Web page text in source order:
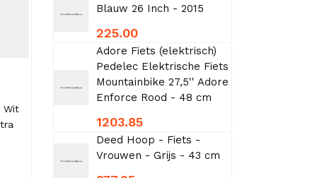
Wit
Blauw 26 Inch - 2015
225.00
Adore Fiets (elektrisch)
Pedelec Elektrische Fiets
Mountainbike 27,5'' Adore
Enforce Rood - 48 cm
1203.85
Deed Hoop - Fiets -
Vrouwen - Grijs - 43 cm